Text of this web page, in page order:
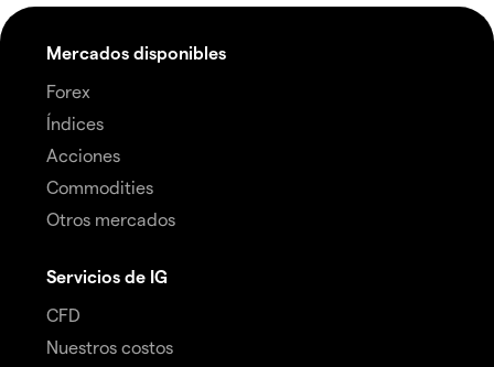
Mercados disponibles
Forex
Índices
Acciones
Commodities
Otros mercados
Servicios de IG
CFD
Nuestros costos